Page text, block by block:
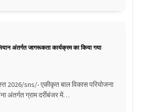
अंतर्गत जागरूकता कार्यक्रम का किया गया
2026/sns/- एकीकृत बाल विकास परियोजना
अंतर्गत ग्राम दर्रीबंजर में…